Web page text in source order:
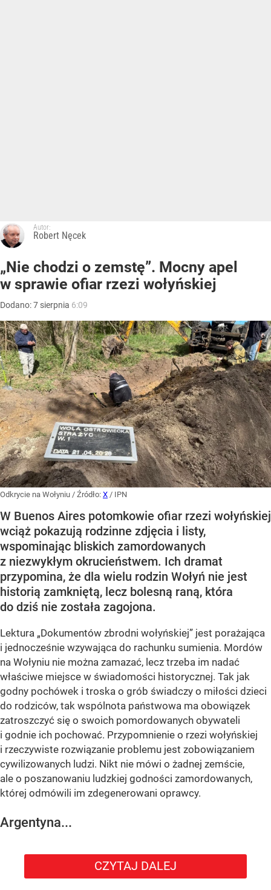
Autor:
Robert Nęcek
„Nie chodzi o zemstę”. Mocny apel
w sprawie ofiar rzezi wołyńskiej
Dodano:7 sierpnia 6:09
Odkrycie na Wołyniu / Źródło: X / IPN
W Buenos Aires potomkowie ofiar rzezi wołyńskiej
wciąż pokazują rodzinne zdjęcia i listy,
wspominając bliskich zamordowanych
z niezwykłym okrucieństwem. Ich dramat
przypomina, że dla wielu rodzin Wołyń nie jest
historią zamkniętą, lecz bolesną raną, która
do dziś nie została zagojona.
Lektura „Dokumentów zbrodni wołyńskiej” jest porażająca
i jednocześnie wzywająca do rachunku sumienia. Mordów
na Wołyniu nie można zamazać, lecz trzeba im nadać
właściwe miejsce w świadomości historycznej. Tak jak
godny pochówek i troska o grób świadczy o miłości dzieci
do rodziców, tak wspólnota państwowa ma obowiązek
zatroszczyć się o swoich pomordowanych obywateli
i godnie ich pochować. Przypomnienie o rzezi wołyńskiej
i rzeczywiste rozwiązanie problemu jest zobowiązaniem
cywilizowanych ludzi. Nikt nie mówi o żadnej zemście,
ale o poszanowaniu ludzkiej godności zamordowanych,
której odmówili im zdegenerowani oprawcy.
Argentyna...
CZYTAJ DALEJ